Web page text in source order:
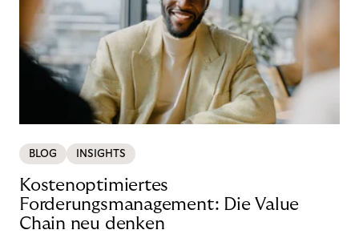
BLOG INSIGHTS
Kostenoptimiertes
Forderungsmanagement: Die Value
Chain neu denken